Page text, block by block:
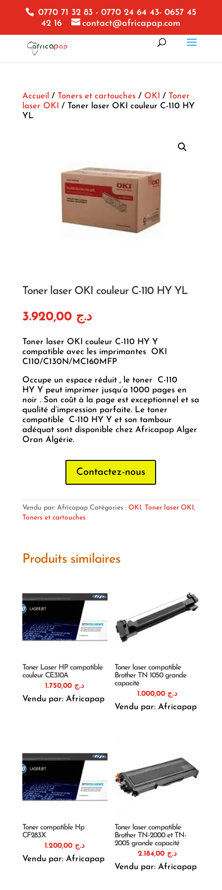
0770 71 32 83 - 0770 24 64 43- 0657 45
42 16
contact@africapap.com
Accueil / Toners et cartouches/ OKI / Toner
laser OKI
/ Toner laser OKI couleur C-110 HY
YL
Toner laser OKI couleur C-110 HY YL
د.ج 3.920,00
Toner laser OKI couleur C-110 HY Y
compatible avec les imprimantes OKI
C110/C130N/MC160MFP
Occupe un espace réduit , le toner C-110
HY Y peut imprimer jusqu’a 1000 pages en
noir . Son coût à la page est exceptionnel et sa
qualité d’impression parfaite. Le toner
compatible C-110 HY Y et son tambour
adéquat sont disponible chez Africapap Alger
Oran Algérie.
Contactez-nous
Vendu par: Africapap Catégories : OKI, Toner laser OKI,
Toners et cartouches
Produits similaires
Toner Laser HP compatible
couleur CE310A
د.ج
Vendu par: Africapap
Toner laser compatible
Brother TN 1050 grande
capacité
د.ج 1.000,00
Vendu par: Africapap
Toner compatible Hp
CF283X
د.ج
Vendu par: Africapap
Toner laser compatible
Brother TN-2000 et TN-
2005 grande capacité
د.ج 2.184,00
Vendu par: Africapap